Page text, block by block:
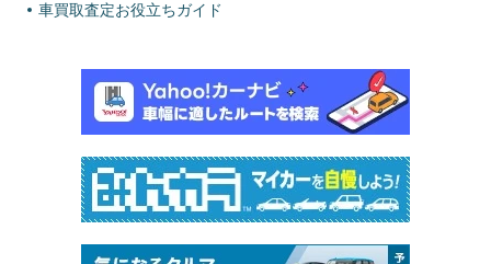
車買取査定お役立ちガイド